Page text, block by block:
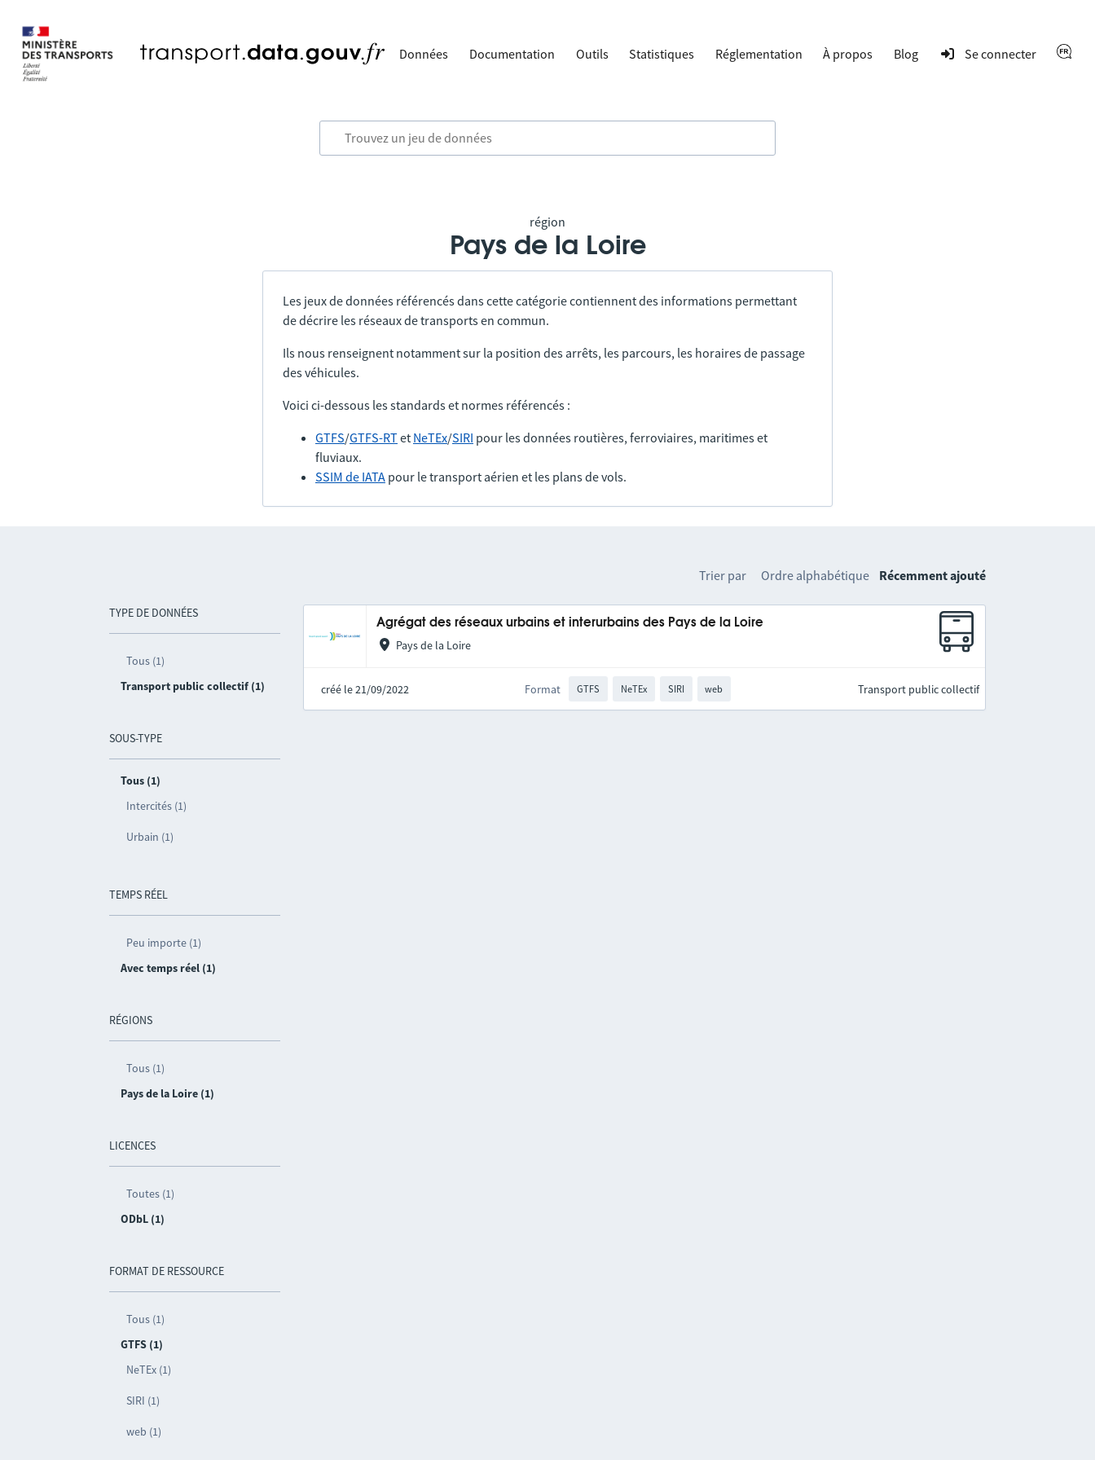
Données Documentation Outils Statistiques Réglementation À propos Blog Se connecter
région
Pays de la Loire
Les jeux de données référencés dans cette catégorie contiennent des informations permettant
de décrire les réseaux de transports en commun.
Ils nous renseignent notamment sur la position des arrêts, les parcours, les horaires de passage
des véhicules.
Voici ci-dessous les standards et normes référencés :
GTFS/GTFS-RTet NeTEx/SIRI pour les données routières, ferroviaires, maritimes et
fluviaux.
SSIM de IATA pour le transport aérien et les plans de vols.
TYPE DE DONNÉES
Tous (1)
Transport public collectif (1)
SOUS-TYPE
Tous (1)
Intercités (1)
Urbain (1)
TEMPS RÉEL
Peu importe (1)
Avec temps réel (1)
RÉGIONS
Tous (1)
Pays de la Loire (1)
LICENCES
Toutes (1)
ODbL (1)
FORMAT DE RESSOURCE
Tous (1)
GTFS (1)
NeTEx (1)
SIRI (1)
web (1)
Trier par Ordre alphabétique Récemment ajouté
Agrégat des réseaux urbains et interurbains des Pays de la Loire
Pays de la Loire
créé le 21/09/2022 Format GTFS NeTEx SIRI web Transport public collectif